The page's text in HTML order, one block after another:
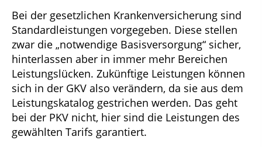
Bei der gesetzlichen Krankenversicherung sind
Standardleistungen vorgegeben. Diese stellen
zwar die „notwendige Basisversorgung“ sicher,
hinterlassen aber in immer mehr Bereichen
Leistungslücken. Zukünftige Leistungen können
sich in der GKV also verändern, da sie aus dem
Leistungskatalog gestrichen werden. Das geht
bei der PKV nicht, hier sind die Leistungen des
gewählten Tarifs garantiert.